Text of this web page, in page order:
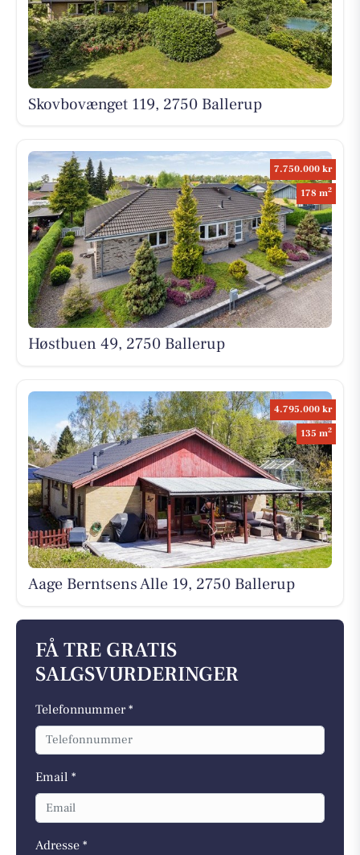
Skovbovænget 119, 2750 Ballerup
7.750.000 kr
178 m2
Høstbuen 49, 2750 Ballerup
4.795.000 kr
135 m2
Aage Berntsens Alle 19, 2750 Ballerup
FÅ TRE GRATIS
SALGSVURDERINGER
Telefonnummer *
Email *
Adresse *